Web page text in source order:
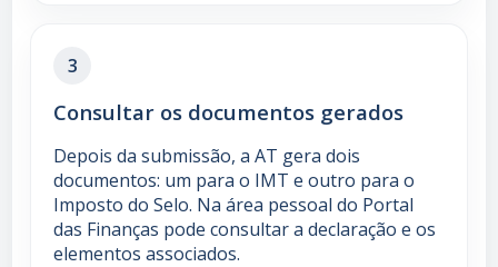
3
Consultar os documentos gerados
Depois da submissão, a AT gera dois
documentos: um para o IMT e outro para o
Imposto do Selo. Na área pessoal do Portal
das Finanças pode consultar a declaração e os
elementos associados.